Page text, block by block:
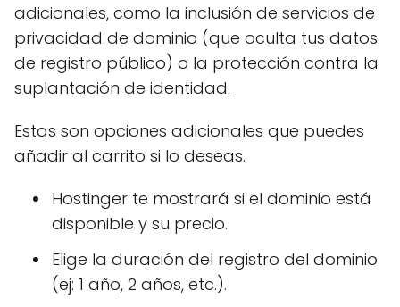
adicionales, como la inclusión de servicios de
privacidad de dominio (que oculta tus datos
de registro público) o la protección contra la
suplantación de identidad.
Estas son opciones adicionales que puedes
añadir al carrito si lo deseas.
Hostinger te mostrará si el dominio está
disponible y su precio.
Elige la duración del registro del dominio
(ej: 1 año, 2 años, etc.).